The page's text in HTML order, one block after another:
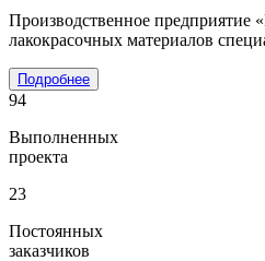
Производственное предприятие
лакокрасочных материалов
Подробнее
94
Выполненных
проекта
23
Постоянных
заказчиков